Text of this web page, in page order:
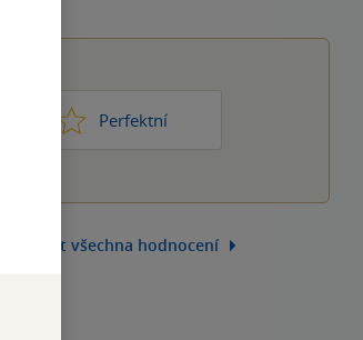
Perfektní
Zobrazit všechna hodnocení